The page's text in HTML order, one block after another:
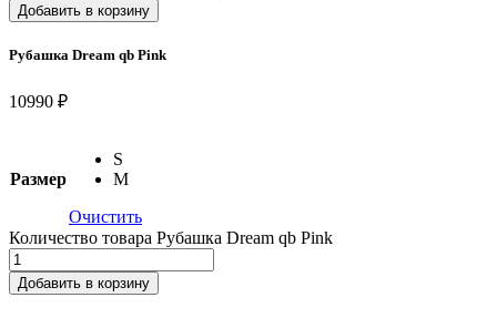
Добавить в корзину
Рубашка Dream qb Pink
10990 ₽
Размер
S
M
Очистить
Количество товара Рубашка Dream qb Pink
Добавить в корзину